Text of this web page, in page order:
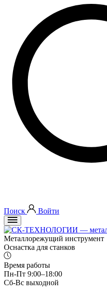
Поиск Войти
Металлорежущий инструмент
Оснастка для станков
Время работы
Пн-Пт 9:00–18:00
Сб-Вс выходной